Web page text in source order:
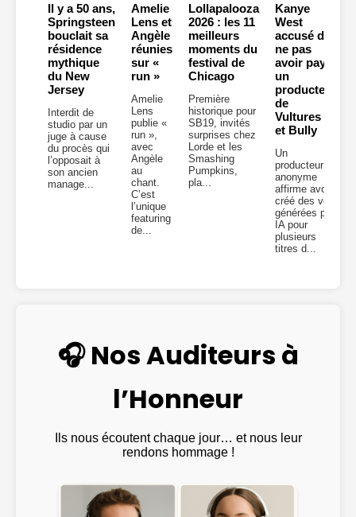
Il y a 50 ans,
Springsteen
bouclait sa
résidence
mythique
du New
Jersey
Interdit de
studio par un
juge à cause
du procès qui
l’opposait à
son ancien
manage...
Amelie
Lens et
Angèle
réunies
sur «
run »
Amelie
Lens
publie «
run »,
avec
Angèle
au
chant.
C’est
l’unique
featuring
de...
Lollapalooza
2026 : les 11
meilleurs
moments du
festival de
Chicago
Première
historique pour
SB19, invités
surprises chez
Lorde et les
Smashing
Pumpkins,
pla...
Kanye
West
accusé de
ne pas
avoir payé
un
producteur
de
Vultures 2
et Bully
Un
producteur
anonyme
affirme avoir
créé des voix
générées par
IA pour
plusieurs
titres d...
🎧 Nos Auditeurs à
l’Honneur
Ils nous écoutent chaque jour… et nous leur
rendons hommage !